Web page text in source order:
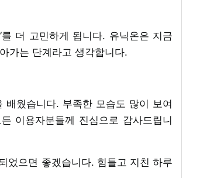
더 고민하게 됩니다. 유닉온은 지금
가는 단계라고 생각합니다.
웠습니다. 부족한 모습도 많이 보여
이용자분들께 진심으로 감사드립니
었으면 좋겠습니다. 힘들고 지친 하루